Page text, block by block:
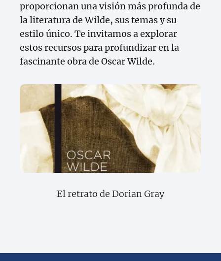
proporcionan una visión más profunda de
la literatura de Wilde, sus temas y su
estilo único. Te invitamos a explorar
estos recursos para profundizar en la
fascinante obra de Oscar Wilde.
El retrato de Dorian Gray